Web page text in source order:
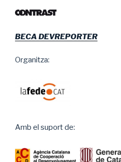
BECA DEVREPORTER
Organitza:
Amb el suport de: